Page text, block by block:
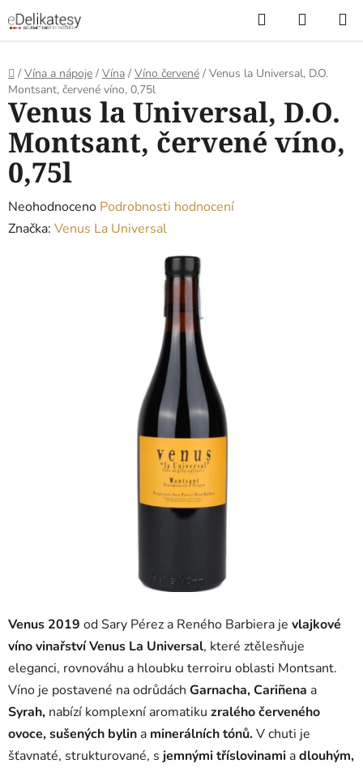
na
obsah
Hledat
KOŠÍK
Domů
/ Vína a nápoje / Vína / Víno červené / Venus la Universal, D.O.
Montsant, červené víno, 0,75l
Venus 2019 od Sary Pérez a Reného Barbiera je vlajkové
víno vinařství Venus La Universal, které ztělesňuje
eleganci, rovnováhu a hloubku terroiru oblasti Montsant.
Víno je postavené na odrůdách Garnacha, Cariñena a
Syrah, nabízí komplexní aromatiku zralého červeného
ovoce, sušených bylin a minerálních tónů. V chuti je
šťavnaté, strukturované, s jemnými tříslovinami adlouhým,
Venus la Universal, D.O.
Montsant, červené víno,
0,75l
Průměrné
hodnocení
Neohodnoceno Podrobnosti hodnocení
Značka: Venus La Universal